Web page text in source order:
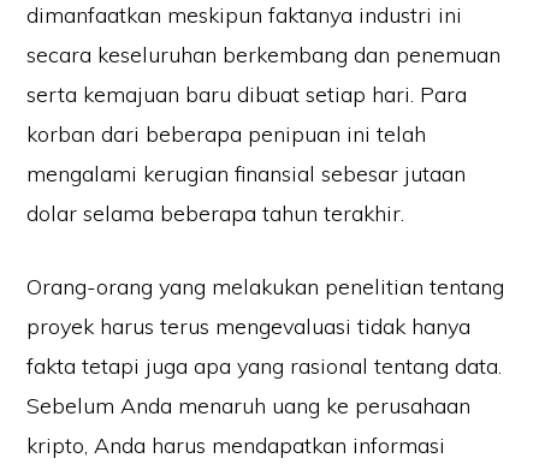
dimanfaatkan meskipun faktanya industri ini
secara keseluruhan berkembang dan penemuan
serta kemajuan baru dibuat setiap hari. Para
korban dari beberapa penipuan ini telah
mengalami kerugian finansial sebesar jutaan
dolar selama beberapa tahun terakhir.
Orang-orang yang melakukan penelitian tentang
proyek harus terus mengevaluasi tidak hanya
fakta tetapi juga apa yang rasional tentang data.
Sebelum Anda menaruh uang ke perusahaan
kripto, Anda harus mendapatkan informasi